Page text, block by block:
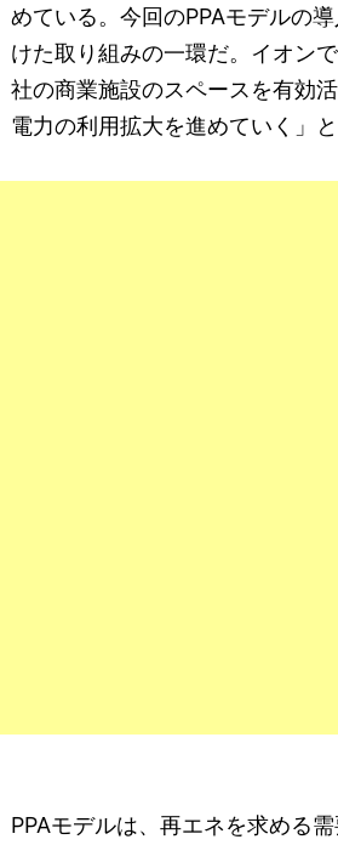
めている。今回のPPAモデルの
けた取り組みの一環だ。イオン
社の商業施設のスペースを有効
電力の利用拡大を進めていく」と
PPAモデルは、再エネを求める